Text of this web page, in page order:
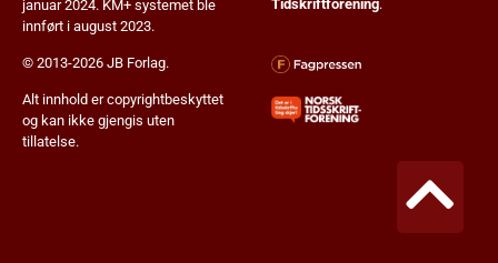
januar 2024. KM+ systemet ble
innført i august 2023.
© 2013-2026 JB Forlag.
Alt innhold er copyrightbeskyttet
og kan ikke gjengis uten
tillatelse.
Tidskriftforening.